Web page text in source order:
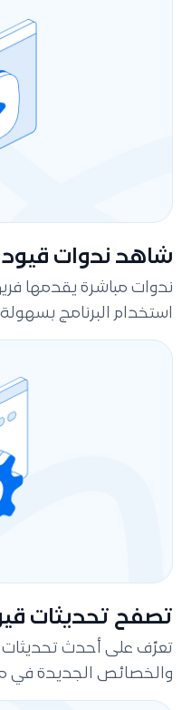
شاهد ندوات قيود
ندوات مباشرة يقدمها
استخدام البرنامج
تصفح تحديثات
تعرّف على أحدث تحديثات
والخصائص الجديدة في